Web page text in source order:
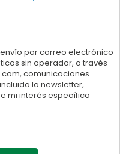
por correo electrónico
sin operador, a través
comunicaciones
la newsletter,
mi interés específico